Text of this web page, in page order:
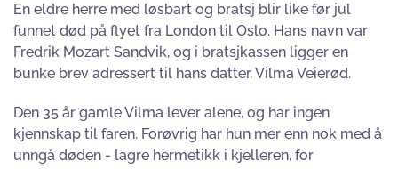
En eldre herre med løsbart og bratsj blir like før jul
funnet død på flyet fra London til Oslo. Hans navn var
Fredrik Mozart Sandvik, og i bratsjkassen ligger en
bunke brev adressert til hans datter, Vilma Veierød.
Den 35 år gamle Vilma lever alene, og har ingen
kjennskap til faren. Forøvrig har hun mer enn nok med å
unngå døden - lagre hermetikk i kjelleren, for